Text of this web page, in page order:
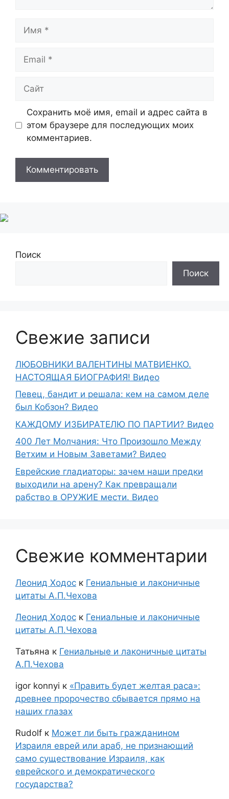
Имя
Email
Сайт
Сохранить моё имя, email и адрес сайта в
этом браузере для последующих моих
комментариев.
Поиск
Поиск
Свежие записи
ЛЮБОВНИКИ ВАЛЕНТИНЫ МАТВИЕНКО.
НАСТОЯЩАЯ БИОГРАФИЯ! Видео
Певец, бандит и решала: кем на самом деле
был Кобзон? Видео
КАЖДОМУ ИЗБИРАТЕЛЮ ПО ПАРТИИ? Видео
400 Лет Молчания: Что Произошло Между
Ветхим и Новым Заветами? Видео
Еврейские гладиаторы: зачем наши предки
выходили на арену? Как превращали
рабство в ОРУЖИЕ мести. Видео
Свежие комментарии
Леонид Ходос к Гениальные и лаконичные
цитаты А.П.Чехова
Леонид Ходос к Гениальные и лаконичные
цитаты А.П.Чехова
Татьяна к Гениальные и лаконичные цитаты
А.П.Чехова
igor konnyi к «Править будет желтая раса»:
древнее пророчество сбывается прямо на
наших глазах
Rudolf к Может ли быть гражданином
Израиля еврей или араб, не признающий
само существование Израиля, как
еврейского и демократического
государства?